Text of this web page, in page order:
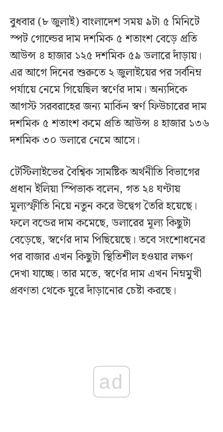
বুধবার (৮ জুলাই) বাংলাদেশ সময় ৯টা ৫ মিনিটে
স্পট গোল্ডের দাম দশমিক ৫ শতাংশ বেড়ে প্রতি
আউন্স ৪ হাজার ১২৫ দশমিক ৫৯ ডলারে দাঁড়ায়।
এর আগে দিনের শুরুতে ২ জুলাইয়ের পর সর্বনিম্ন
পর্যায়ে নেমে গিয়েছিল স্বর্ণের দাম। অন্যদিকে
আগস্ট সরবরাহের জন্য মার্কিন স্বর্ণ ফিউচারের দাম
দশমিক ৫ শতাংশ কমে প্রতি আউন্স ৪ হাজার ১৩৬
দশমিক ৩০ ডলারে নেমে আসে।
টেস্টিলাইভের বৈশ্বিক সামষ্টিক অর্থনীতি বিভাগের
প্রধান ইলিয়া স্পিভাক বলেন, গত ২৪ ঘণ্টায়
মূল্যস্ফীতি নিয়ে নতুন করে উদ্বেগ তৈরি হয়েছে।
ফলে বন্ডের দাম কমেছে, ডলারের মূল্য কিছুটা
বেড়েছে, স্বর্ণের দাম পিছিয়েছে। তবে সংশোধনের
পর বাজার এখন কিছুটা স্থিতিশীল হওয়ার লক্ষণ
দেখা যাচ্ছে। তার মতে, স্বর্ণের দাম এখন নিম্নমুখী
প্রবণতা থেকে ঘুরে দাঁড়ানোর চেষ্টা করছে।
ad